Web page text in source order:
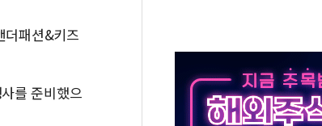
관학교 통합 비판…"국방개혁은 정치적 감정 따라 추진해선 안 돼"
더패션&키즈
를 준비했으